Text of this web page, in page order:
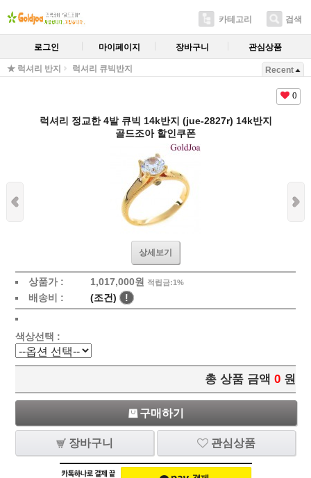
카테고리 검색
로그인 마이페이지 장바구니 관심상품
★ 럭셔리 반지 럭셔리 큐빅반지 Recent
0
럭셔리 정교한 4발 큐빅 14k반지 (jue-2827r) 14k반지
골드조아 할인쿠폰
상세보기
상품가 : 1,017,000원 적립금:1%
배송비 : (조건) !
색상선택 :
총 상품 금액 0 원
구매하기
장바구니 관심상품